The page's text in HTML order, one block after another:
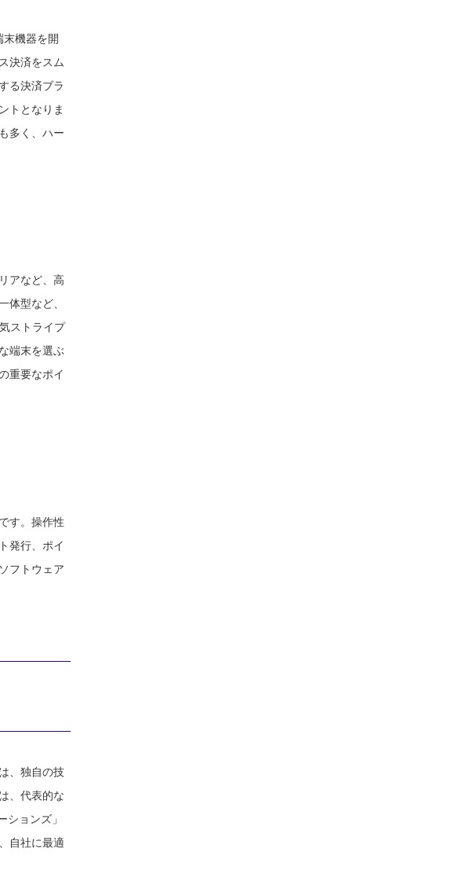
機器を開
決済をスム
る決済ブラ
トとなりま
多く、ハー
アなど、高
体型など、
ストライプ
端末を選ぶ
重要なポイ
す。操作性
発行、ポイ
フトウェア
、独自の技
、代表的な
ョンズ」
自社に最適